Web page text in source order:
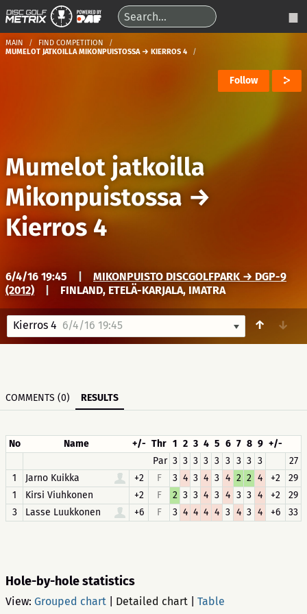
MAIN
FIND COMPETITION
MUMELOT JATKOILLA MIKONPUISTOSSA → KIERROS 4
Follow
Mumelot jatkoilla
Mikonpuistossa→
Kierros 4
6/4/16 19:45
MIKONPUISTO DISCGOLFPARK → DGP-9
(2012)
FINLAND, ETELÄ-KARJALA, IMATRA
Kierros 4 6/4/16 19:45 ↑ ↓
COMMENTS (0) RESULTS
No Name +/- Thr 1 2 3 4 5 6 7 8 9 +/-
Par 3 3 3 3 3 3 3 3 3
27
1
Jarno Kuikka +2 F 3 4 3 4 3 4 2 2 4 +2
29
1
Kirsi Viuhkonen +2 F 2 3 3 4 3 4 3 3 4 +2
29
3
Lasse Luukkonen +6 F 3 4 4 4 4 3 4 3 4 +6 33
Hole-by-hole statistics
View: Grouped chart Detailed chart Table